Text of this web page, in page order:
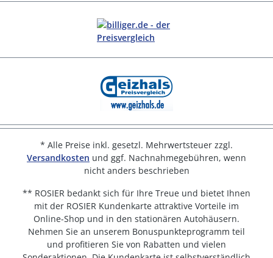
* Alle Preise inkl. gesetzl. Mehrwertsteuer zzgl.
Versandkosten und ggf. Nachnahmegebühren, wenn
nicht anders beschrieben
** ROSIER bedankt sich für Ihre Treue und bietet Ihnen
mit der ROSIER Kundenkarte attraktive Vorteile im
Online-Shop und in den stationären Autohäusern.
Nehmen Sie an unserem Bonuspunkteprogramm teil
und profitieren Sie von Rabatten und vielen